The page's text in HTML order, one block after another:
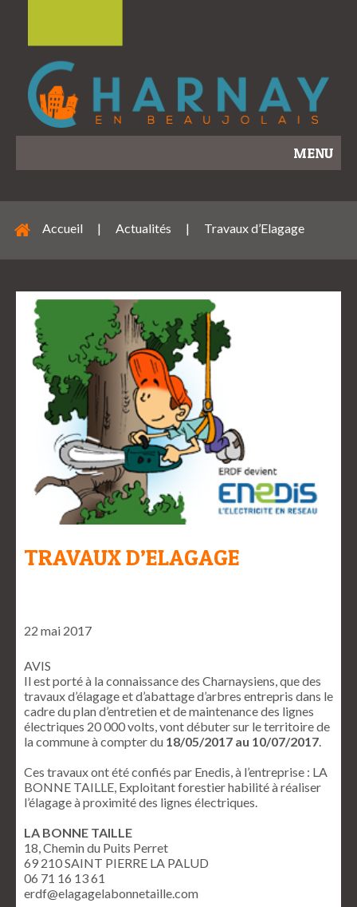
MENU
Accueil | Actualités | Travaux d’Elagage
TRAVAUX D’ELAGAGE
22 mai 2017
AVIS
Il est porté à la connaissance des Charnaysiens, que des
travaux d’élagage et d’abattage d’arbres entrepris dans le
cadre du plan d’entretien et de maintenance des lignes
électriques 20 000 volts, vont débuter sur le territoire de
la commune à compter du 18/05/2017 au 10/07/2017
Ces travaux ont été confiés par Enedis, à l’entreprise : LA
BONNE TAILLE, Exploitant forestier habilité à réaliser
l’élagage à proximité des lignes électriques.
LA BONNE TAILLE
18, Chemin du Puits Perret
69 210 SAINT PIERRE LA PALUD
06 71 16 13 61
erdf@elagagelabonnetaille.com